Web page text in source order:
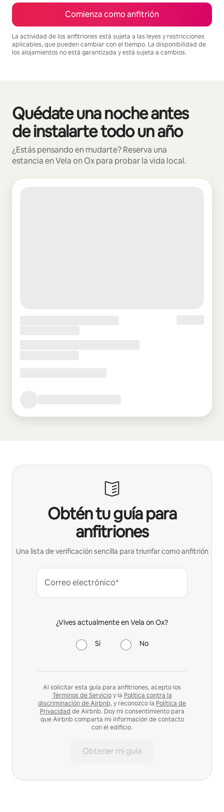
Comienza como anfitrión
La actividad de los anfitriones está sujeta a las leyes y restricciones
aplicables, que pueden cambiar con el tiempo. La disponibilidad de
los alojamientos no está garantizada y está sujeta a cambios.
Quédate una noche antes
de instalarte todo un año
¿Estás pensando en mudarte? Reserva una
estancia en Vela on Ox para probar la vida local.
Mostrando 0 de 0 elementos
Obtén tu guía para
anfitriones
Una lista de verificación sencilla para triunfar como anfitrión
Correo electrónico*
¿Vives actualmente en Vela on Ox?
Sí No
Al solicitar esta guía para anfitriones, acepto los
Términos de Servicioy la Política contra la
discriminación de Airbnb,y reconozco la Política de
Privacidad de Airbnb. Doy mi consentimiento para
que Airbnb comparta mi información de contacto
con el edificio.
Obtener mi guía